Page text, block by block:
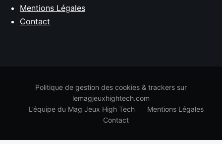
Mentions Légales
Contact
Politique de gestion des cookies & trackers sur
lemagjeuxhightech.com
L’équipe du Mag Jeux High Tech
Mentions Légales
Contact